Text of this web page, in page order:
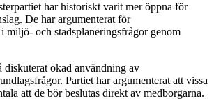
har historiskt varit mer öppna för
De har argumenterat för
miljö- och stadsplaneringsfrågor genom
diskuterat ökad användning av
Partiet har argumenterat att vissa
att de bör beslutas direkt av medborgarna.